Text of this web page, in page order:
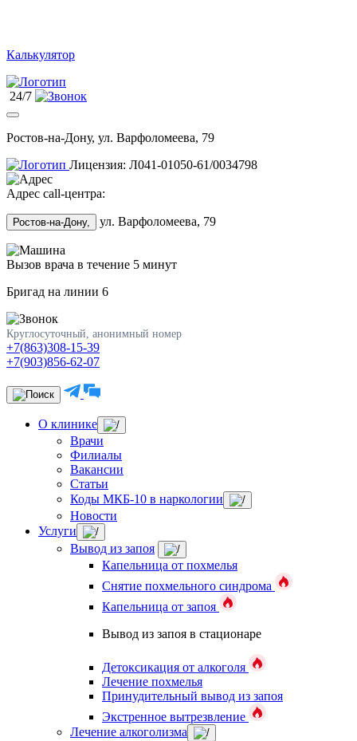
Калькулятор
24/7
Ростов-на-Дону, ул. Варфоломеева, 79
Лицензия: Л041-01050-61/0034798
Адрес call-центра:
Ростов-на-Дону, ул. Варфоломеева, 79
Вызов врача в течение 5 минут
Бригад на линии 6
Круглосуточный, анонимный номер
+7(863)308-15-39
+7(903)856-62-07
О клинике
Врачи
Филиалы
Вакансии
Статьи
Коды МКБ-10 в наркологии
Новости
Услуги
Вывод из запоя
Капельница от похмелья
Снятие похмельного синдрома
Капельница от запоя
Вывод из запоя в стационаре
Детоксикация от алкоголя
Лечение похмелья
Принудительный вывод из запоя
Экстренное вытрезвление
Лечение алкоголизма